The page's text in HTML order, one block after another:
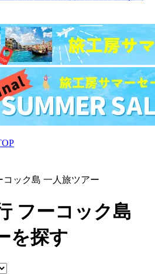
ック島 一人旅ツアー
フーコック島
を探す